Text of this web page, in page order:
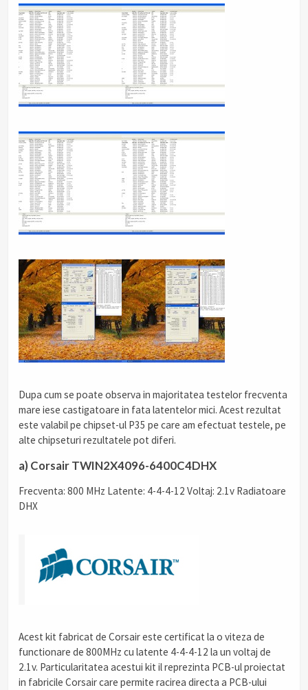
Dupa cum se poate observa in majoritatea testelor frecventa
mare iese castigatoare in fata latentelor mici. Acest rezultat
este valabil pe chipset-ul P35 pe care am efectuat testele, pe
alte chipseturi rezultatele pot diferi.
a) Corsair TWIN2X4096-6400C4DHX
Frecventa: 800 MHz Latente: 4-4-4-12 Voltaj: 2.1v Radiatoare
DHX
Acest kit fabricat de Corsair este certificat la o viteza de
functionare de 800MHz cu latente 4-4-4-12 la un voltaj de
2.1v. Particularitatea acestui kit il reprezinta PCB-ul proiectat
in fabricile Corsair care permite racirea directa a PCB-ului